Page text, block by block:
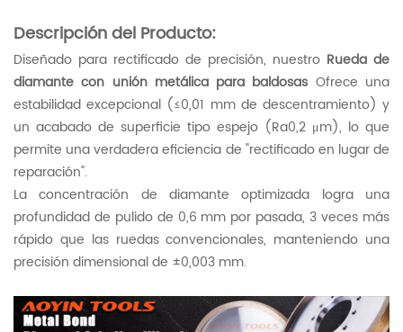
Descripción del Producto:
Diseñado para rectificado de precisión, nuestro Rueda de
diamante con unión metálica para baldosas Ofrece una
estabilidad excepcional (≤0,01 mm de descentramiento) y
un acabado de superficie tipo espejo (Ra0,2 μm), lo que
permite una verdadera eficiencia de "rectificado en lugar de
reparación".
La concentración de diamante optimizada logra una
profundidad de pulido de 0,6 mm por pasada, 3 veces más
rápido que las ruedas convencionales, manteniendo una
precisión dimensional de ±0,003 mm.